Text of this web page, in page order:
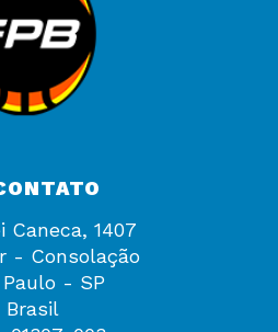
Caneca, 1407
- Consolação
Paulo - SP
Brasil